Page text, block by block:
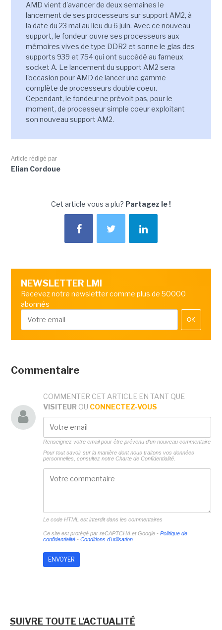
AMD vient d'avancer de deux semaines le
lancement de ses processeurs sur support AM2, à
la date du 23 mai au lieu du 6 juin. Avec ce nouveau
support, le fondeur ouvre ses processeurs aux
mémoires vives de type DDR2 et sonne le glas des
supports 939 et 754 qui ont succédé au fameux
socket A. Le lancement du support AM2 sera
l'occasion pour AMD de lancer une gamme
complète de processeurs double coeur.
Cependant, le fondeur ne prévoit pas, pour le
moment, de processeur simple coeur exploitant
son nouveau support AM2.
Article rédigé par
Elian Cordoue
Cet article vous a plu? Partagez le !
NEWSLETTER LMI
Recevez notre newsletter comme plus de 50000
abonnés
OK
Commentaire
COMMENTER CET ARTICLE EN TANT QUE
VISITEUR OU CONNECTEZ-VOUS
Renseignez votre email pour être prévenu d'un nouveau commentaire
Pour tout savoir sur la manière dont nous traitons vos données
personnelles, consultez notre Charte de Confidentialité.
Le code HTML est interdit dans les commentaires
Ce site est protégé par reCAPTCHA et Google - Politique de
confidentialité- Conditions d'utilisation
SUIVRE TOUTE L'ACTUALITÉ